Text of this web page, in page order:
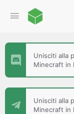
Unisciti alla
Minecraft in
Unisciti alla
Minecraft in